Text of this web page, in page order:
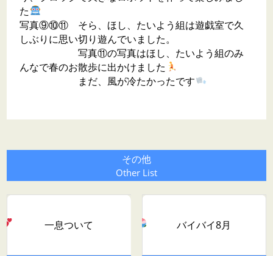
た
写真⑨⑩⑪ そら、ほし、たいよう組は遊戯室で久
しぶりに思い切り遊んでいました。
写真⑪の写真はほし、たいよう組のみ
んなで春のお散歩に出かけました
まだ、風が冷たかったです
その他
Other List
一息ついて バイバイ8月